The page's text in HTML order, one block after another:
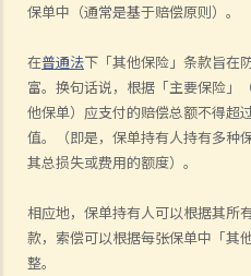
保单中（通常是基于赔偿原则）。
在普通法下「其他保险」条款旨在
富。换句话说，根据「主要保险」
他保单）应支付的赔偿总额不得超
值。（即是，保单持有人持有多种
其总损失或费用的额度）。
相应地，保单持有人可以根据其所
款，索偿可以根据每张保单中「其
整。